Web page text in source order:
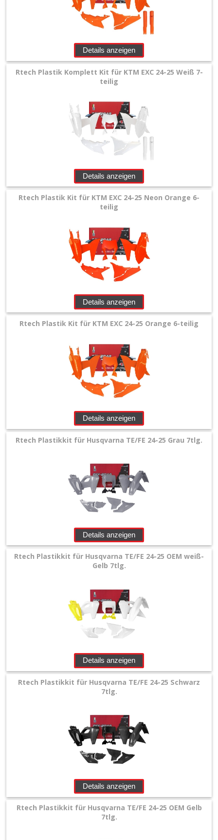
Details anzeigen
Rtech Plastik Komplett Kit für KTM EXC 24-25 Weiß 7-
teilig
Details anzeigen
Rtech Plastik Kit für KTM EXC 24-25 Neon Orange 6-
teilig
Details anzeigen
Rtech Plastik Kit für KTM EXC 24-25 Orange 6-teilig
Details anzeigen
Rtech Plastikkit für Husqvarna TE/FE 24-25 Grau 7tlg.
Details anzeigen
Rtech Plastikkit für Husqvarna TE/FE 24-25 OEM weiß-
Gelb 7tlg.
Details anzeigen
Rtech Plastikkit für Husqvarna TE/FE 24-25 Schwarz
7tlg.
Details anzeigen
Rtech Plastikkit für Husqvarna TE/FE 24-25 OEM Gelb
7tlg.